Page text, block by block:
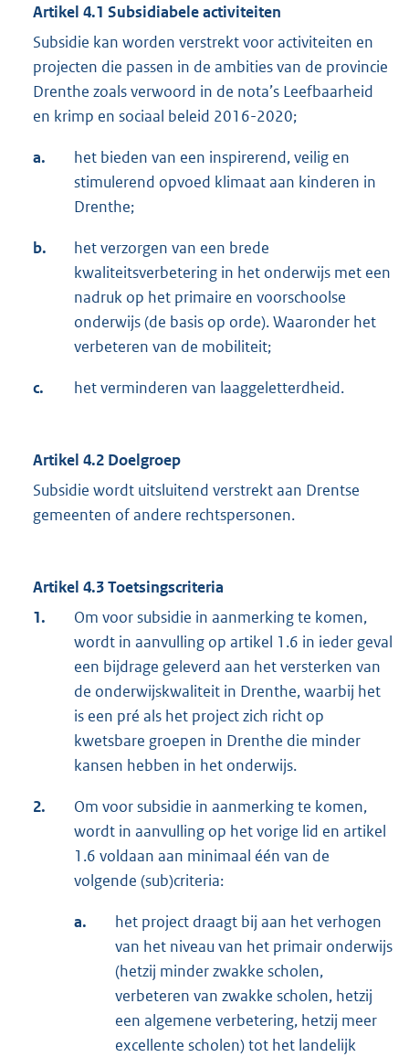
Artikel 4.1 Subsidiabele activiteiten
Subsidie kan worden verstrekt voor activiteiten en
projecten die passen in de ambities van de provincie
Drenthe zoals verwoord in de nota’s Leefbaarheid
en krimp en sociaal beleid 2016-2020;
a.
het bieden van een inspirerend, veilig en
stimulerend opvoed klimaat aan kinderen in
Drenthe;
b.
het verzorgen van een brede
kwaliteitsverbetering in het onderwijs met een
nadruk op het primaire en voorschoolse
onderwijs (de basis op orde). Waaronder het
verbeteren van de mobiliteit;
c. het verminderen van laaggeletterdheid.
Artikel 4.2 Doelgroep
Subsidie wordt uitsluitend verstrekt aan Drentse
gemeenten of andere rechtspersonen.
Artikel 4.3 Toetsingscriteria
1.
Om voor subsidie in aanmerking te komen,
wordt in aanvulling op artikel 1.6 in ieder geval
een bijdrage geleverd aan het versterken van
de onderwijskwaliteit in Drenthe, waarbij het
is een pré als het project zich richt op
kwetsbare groepen in Drenthe die minder
kansen hebben in het onderwijs.
2.
Om voor subsidie in aanmerking te komen,
wordt in aanvulling op het vorige lid en artikel
1.6 voldaan aan minimaal één van de
volgende (sub)criteria:
a.
het project draagt bij aan het verhogen
van het niveau van het primair onderwijs
(hetzij minder zwakke scholen,
verbeteren van zwakke scholen, hetzij
een algemene verbetering, hetzij meer
excellente scholen) tot het landelijk